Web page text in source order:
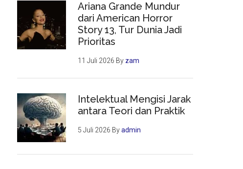
Ariana Grande Mundur
dari American Horror
Story 13, Tur Dunia Jadi
Prioritas
11 Juli 2026 By zam
Intelektual Mengisi Jarak
antara Teori dan Praktik
5 Juli 2026 Byadmin